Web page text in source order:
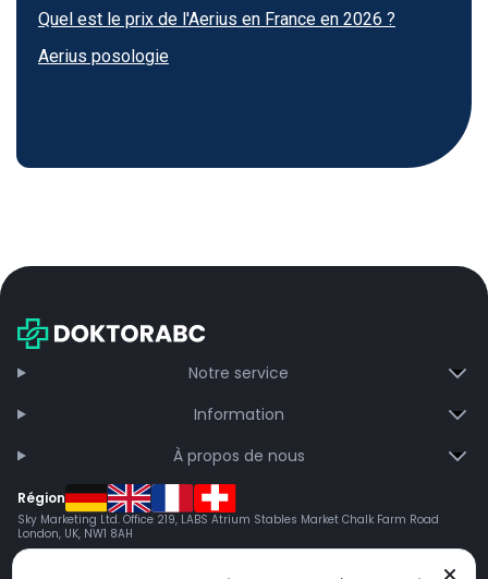
Quel est le prix de l'Aerius en France en 2026 ?
Aerius posologie
Notre service
Information
À propos de nous
Région
Sky Marketing Ltd. Office 219, LABS Atrium Stables Market Chalk Farm Road
London, UK, NW1 8AH